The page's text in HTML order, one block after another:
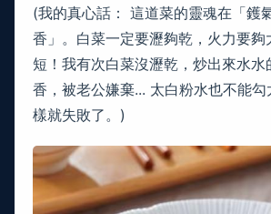
(我的真心話： 這道菜的靈魂在「鑊
香」。白菜一定要瀝夠乾，火力要夠
短！我有次白菜沒瀝乾，炒出來水水
香，被老公嫌棄... 太白粉水也不能
樣就失敗了。)